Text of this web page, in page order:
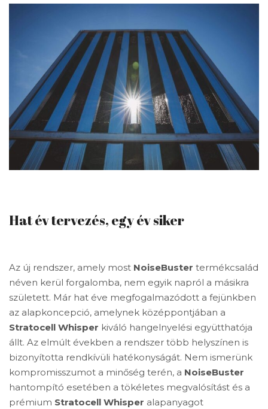
Hat év tervezés, egy év siker
Az új rendszer, amely most NoiseBuster termékcsalád
néven kerül forgalomba, nem egyik napról a másikra
született. Már hat éve megfogalmazódott a fejünkben
az alapkoncepció, amelynek középpontjában a
Stratocell Whisper kiváló hangelnyelési együtthatója
állt. Az elmúlt években a rendszer több helyszínen is
bizonyította rendkívüli hatékonyságát. Nem ismerünk
kompromisszumot a minőség terén, a NoiseBuster
hantompító esetében a tökéletes megvalósítást és a
prémium Stratocell Whisper alapanyagot